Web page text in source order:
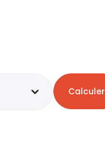
Calculer